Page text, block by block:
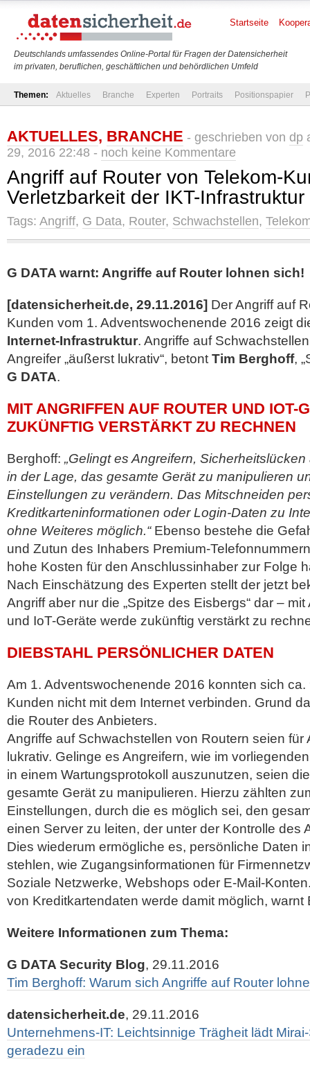
Deutschlands umfassendes Online-Portal für Fragen der Datensicherheit
im privaten, beruflichen, geschäftlichen und behördlichen Umfeld
Startseite
Themen: Aktuelles Branche Experten Portraits Positionspapier
AKTUELLES, BRANCHE - geschrieben von dp
29, 2016 22:48 - noch keine Kommentare
Angriff auf Router von Telekom-
Verletzbarkeit der IKT-Infrastruktur
Tags: Angriff, G Data, Router, Schwachstellen,
G DATA warnt: Angriffe auf Router lohnen sich!
[datensicherheit.de, 29.11.2016] Der Angriff auf
Kunden vom 1. Adventswochenende 2016 zeigt
Internet-Infrastruktur. Angriffe auf
Angreifer „äußerst lukrativ“, betont Tim Berghoff,
G DATA.
MIT ANGRIFFEN AUF ROUTER UND IOT-
ZUKÜNFTIG VERSTÄRKT ZU RECHNEN
Berghoff: „Gelingt es Angreifern,
in der Lage, das gesamte Gerät zu manipulieren
Einstellungen zu verändern. Das Mitschneiden
Kreditkarteninformationen oder Login-Daten zu
ohne Weiteres möglich.“Ebenso bestehe die
und Zutun des Inhabers Premium-
hohe Kosten für den Anschlussinhaber zur Folge
Nach Einschätzung des Experten stellt der jetzt
Angriff aber nur die „Spitze des Eisbergs“ dar –
und IoT-Geräte werde zukünftig verstärkt zu
DIEBSTAHL PERSÖNLICHER DATEN
Am 1. Adventswochenende 2016 konnten sich ca.
Kunden nicht mit dem Internet verbinden. Grund
die Router des Anbieters.
Angriffe auf Schwachstellen von Routern seien für
lukrativ. Gelinge es Angreifern, wie im
in einem Wartungsprotokoll auszunutzen, seien
gesamte Gerät zu manipulieren. Hierzu zählten
Einstellungen, durch die es möglich sei, den
einen Server zu leiten, der unter der Kontrolle des
Dies wiederum ermögliche es, persönliche Daten
stehlen, wie Zugangsinformationen für
Soziale Netzwerke, Webshops oder E-Mail-
von Kreditkartendaten werde damit möglich, warnt
Weitere Informationen zum Thema:
G DATA Security Blog, 29.11.2016
Tim Berghoff: Warum sich Angriffe auf Router
datensicherheit.de, 29.11.2016
Unternehmens-IT: Leichtsinnige Trägheit lädt
geradezu ein